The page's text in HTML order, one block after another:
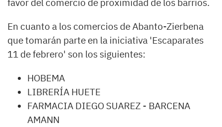
favor del comercio de proximidad de los barrios.
En cuanto a los comercios de Abanto-Zierbena
que tomarán parte en la iniciativa 'Escaparates
11 de febrero' son los siguientes:
HOBEMA
LIBRERÍA HUETE
FARMACIA DIEGO SUAREZ - BARCENA
AMANN